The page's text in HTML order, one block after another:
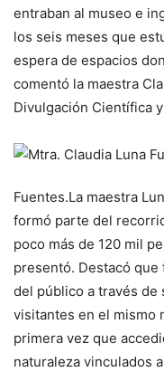
entraban al museo e
los seis meses que
espera de espacios
comentó la maestra
Divulgación Científica
Fuentes.La maestra
formó parte del
poco más de 120 mil
presentó. Destacó
del público a través de
visitantes en el mismo
primera vez que
naturaleza vinculados